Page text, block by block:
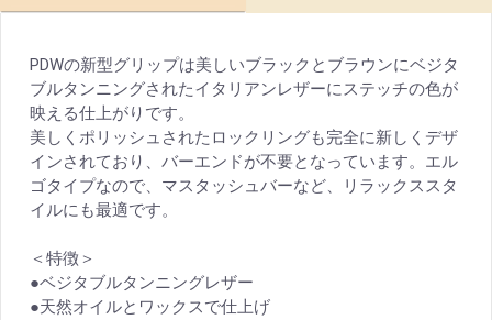
PDWの新型グリップは美しいブラックとブラウンにベジタ
ブルタンニングされたイタリアンレザーにステッチの色が
映える仕上がりです。
美しくポリッシュされたロックリングも完全に新しくデザ
インされており、バーエンドが不要となっています。エル
ゴタイプなので、マスタッシュバーなど、リラックススタ
イルにも最適です。
＜特徴＞
●ベジタブルタンニングレザー
●天然オイルとワックスで仕上げ